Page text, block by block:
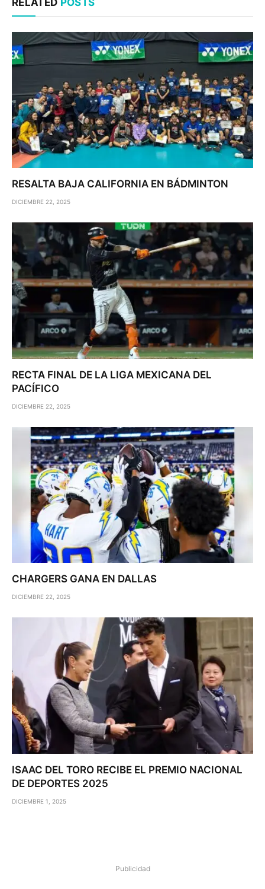
RESALTA BAJA CALIFORNIA EN BÁDMINTON
DICIEMBRE 22, 2025
RECTA FINAL DE LA LIGA MEXICANA DEL
PACÍFICO
DICIEMBRE 22, 2025
CHARGERS GANA EN DALLAS
DICIEMBRE 22, 2025
ISAAC DEL TORO RECIBE EL PREMIO NACIONAL
DE DEPORTES 2025
DICIEMBRE 1, 2025
Publicidad